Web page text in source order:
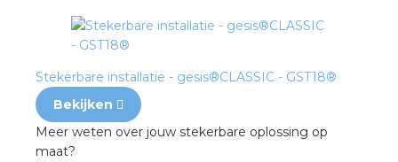
Stekerbare installatie - gesis®CLASSIC - GST18®
Bekijken
Meer weten over jouw stekerbare oplossing op
maat?